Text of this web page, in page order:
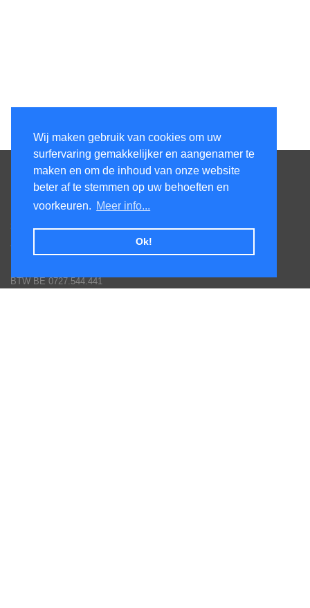
Wij maken gebruik van cookies om uw
surfervaring gemakkelijker en aangenamer te
maken en om de inhoud van onze website
beter af te stemmen op uw behoeften en
voorkeuren. Meer info...
Ok!
Contacteer ons
Honsdonkstraat 25A
3120 Tremelo
Tel. 016/60.93.00 - 0475/620.520
BTW BE 0727.544.441